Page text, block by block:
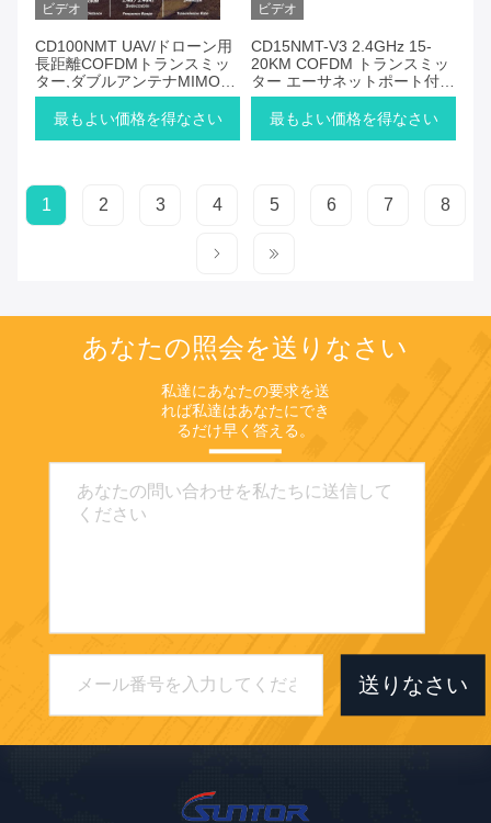
ビデオ
CD100NMT UAV/ドローン用
長距離COFDMトランスミッ
ター,ダブルアンテナMIMO設
計,最大150km
最もよい価格を得なさい
ビデオ
CD15NMT-V3 2.4GHz 15-
20KM COFDM トランスミッ
ター エーサネットポート付き
軽量 ドローン用
最もよい価格を得なさい
1 2 3 4 5 6 7 8
あなたの照会を送りなさい
私達にあなたの要求を送
れば私達はあなたにでき
るだけ早く答える。
送りなさい